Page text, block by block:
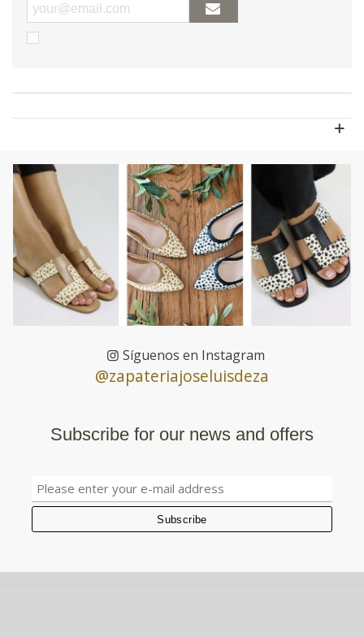
Síguenos en Instagram
@zapateriajoseluisdeza
Subscribe for our news and offers